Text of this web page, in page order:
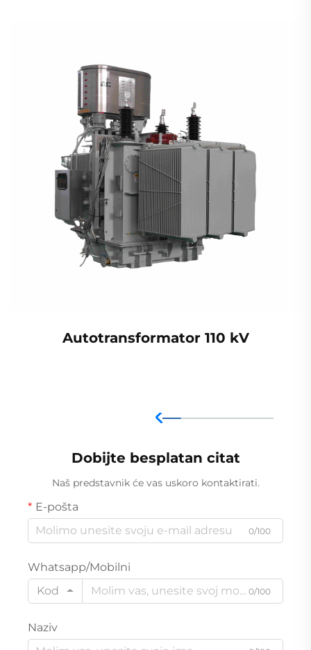
Autotransformator 110 kV
Dobijte besplatan citat
Naš predstavnik će vas uskoro kontaktirati.
E-pošta
0/100
Whatsapp/Mobilni
Kod
0/100
Naziv